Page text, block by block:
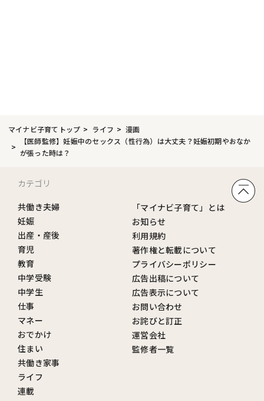
マイナビ子育てトップ ライフ
漫画
【医師監修】妊娠中のセックス（性行為）は大丈夫？妊娠初期やおなか
が張った時は？
カテゴリ
共働き夫婦
妊娠
出産・産後
育児
教育
中学受験
中学生
仕事
マネー
おでかけ
住まい
共働き家事
ライフ
連載
「マイナビ子育て」とは
お知らせ
利用規約
著作権と転載について
プライバシーポリシー
広告出稿について
広告表示について
お問い合わせ
お詫びと訂正
運営会社
監修者一覧